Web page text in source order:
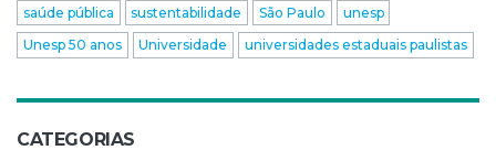
saúde pública
sustentabilidade São Paulo
unesp
Unesp 50 anos
Universidade universidades estaduais paulistas
CATEGORIAS